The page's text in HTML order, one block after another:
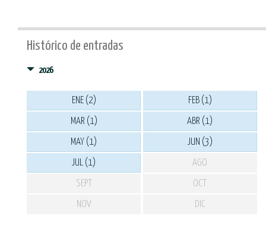
Histórico de entradas
2026
ENE (2) FEB (1)
MAR (1) ABR (1)
MAY (1) JUN (3)
JUL (1) AGO
SEPT OCT
NOV DIC